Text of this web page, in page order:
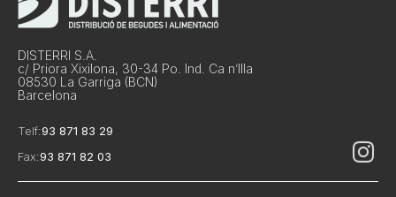
DISTERRI S.A.
c/ Priora Xixilona, 30-34 Po. Ind. Ca n’Illa
08530 La Garriga (BCN)
Barcelona
Telf:93 871 83 29
Fax:93 871 82 03